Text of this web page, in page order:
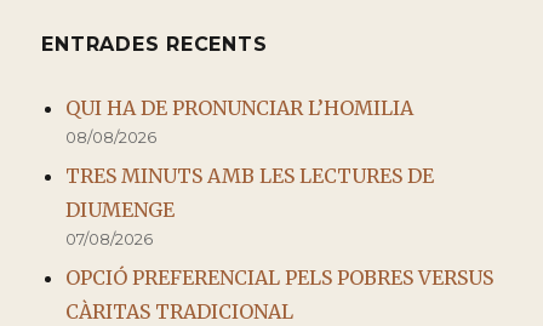
ENTRADES RECENTS
QUI HA DE PRONUNCIAR L’HOMILIA
08/08/2026
TRES MINUTS AMB LES LECTURES DE
DIUMENGE
07/08/2026
OPCIÓ PREFERENCIAL PELS POBRES VERSUS
CÀRITAS TRADICIONAL